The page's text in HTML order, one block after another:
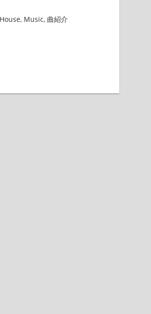
House, Music, 曲紹介